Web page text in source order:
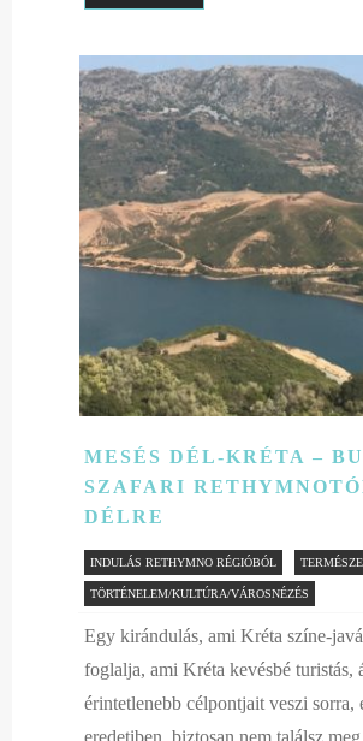
MESÉS DÉL-KRÉTA –
SZAFARI
DÉLRE
INDULÁS RETHYMNO RÉGIÓBÓL
TÖRTÉNELEM/KULTÚRA/VÁROSNÉZÉS
Egy kirándulás, ami Kréta színe-
foglalja, ami Kréta kevésbé turistás,
érintetlenebb célpontjait veszi sorra,
eredetiben, biztosan nem találsz